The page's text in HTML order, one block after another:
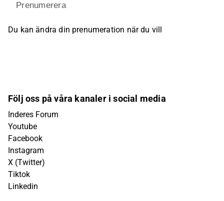
Prenumerera
Du kan ändra din prenumeration när du vill
Följ oss på våra kanaler i social media
Inderes Forum
Youtube
Facebook
Instagram
X (Twitter)
Tiktok
Linkedin